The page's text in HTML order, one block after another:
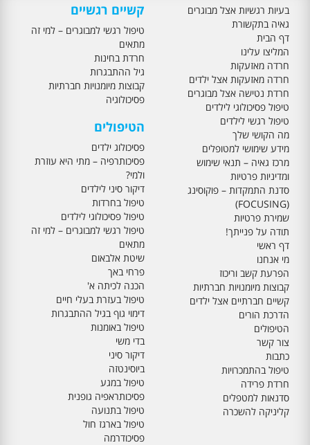
בעיות רגשיות אצל מבוגרים
גאיה בתקשורת
דף הבית
המליצו עלינו
חרדה מאזעקות
חרדה מאזעקות אצל ילדים
חרדת נטישה אצל מבוגרים
טיפול פסיכולוגי לילדים
טיפול רגשי לילדים
מה הקושי שלך
מידע שימושי למטופלים
מרכז גאיה – תנאי שימוש
ומדיניות פרטיות
סדנת התמקדות – פוקוסינג
(FOCUSING)
שמירת פרטיות
תודה על פנייתך!
דף ראשי
מי אנחנו
הפרעת קשב וריכוז
קבוצות מיומנויות חברתיות
קשיים חברתיים אצל ילדים
הדרכת הורים
הטיפולים
צור קשר
כתבות
טיפול בהתמכרויות
חרדת פרידה
סדנאות למטפלים
קליניקה להשכרה
קשיים רגשיים
טיפול רגשי למבוגרים – למי זה
מתאים
חרדת בחינות
גיל ההתבגרות
קבוצות מיומנויות חברתיות
פסיכולוגיה
הטיפולים
פסיכולוג ילדים
פסיכותרפיה – מתי היא עוזרת
ולמי?
דיקור סיני לילדים
טיפול בחרדות
טיפול פסיכולוגי לילדים
טיפול רגשי למבוגרים – למי זה
מתאים
שיטת אלבאום
פרחי באך
הכנה לכיתה א'
טיפול בעזרת בעלי חיים
דימוי גוף בגיל ההתבגרות
טיפול באומנות
בדי משי
דיקור סיני
ביוסינטזה
טיפול במגע
פסיכותראפיה גופנית
טיפול בתנועה
טיפול בארגז חול
פסיכודרמה